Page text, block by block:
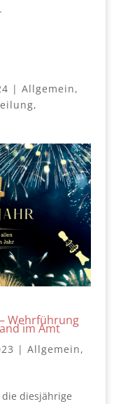
| Allgemein,
,
Wehrführung
im Amt
| Allgemein,
diesjährige